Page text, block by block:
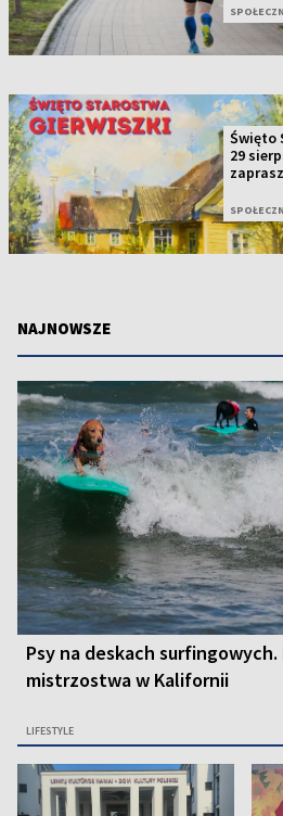
Święto
29
NAJNOWSZE
Psy na deskach
mistrzostwa w Kalifornii
LIFESTYLE